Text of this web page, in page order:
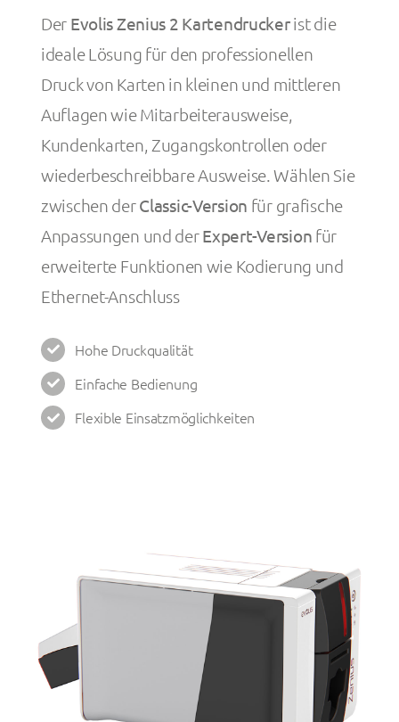
Der Evolis Zenius 2 Kartendruckerist die
ideale Lösung für den professionellen
Druck von Karten in kleinen und mittleren
Auflagen wie Mitarbeiterausweise,
Kundenkarten, Zugangskontrollen oder
wiederbeschreibbare Ausweise. Wählen Sie
zwischen derClassic-Version für grafische
Anpassungen und derExpert-Version für
erweiterte Funktionen wie Kodierung und
Ethernet-Anschluss
Hohe Druckqualität
Einfache Bedienung
Flexible Einsatzmöglichkeiten